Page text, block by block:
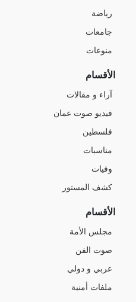
رياضة
جامعات
منوعات
الأقسام
آراء و مقالات
فيديو صوت عمان
فلسطين
مناسبات
وفيات
كشف المستور
الأقسام
مجلس الأمة
صوت الفن
عربي و دولي
ملفات أمنية